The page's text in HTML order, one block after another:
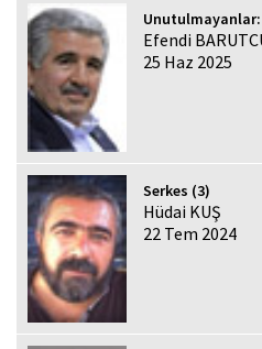
Efendi
25 Haz 2025
Serkes (3)
Hüdai KUŞ
22 Tem 2024